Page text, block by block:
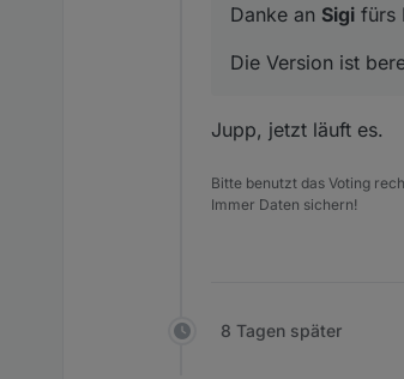
Danke an Sigi fürs
Die Version ist
Jupp, jetzt läuft es.
Bitte benutzt das Voting
Immer Daten sichern!
8 Tagen später